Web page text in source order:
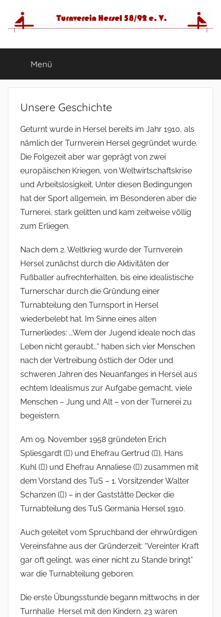
Inhalt
springen
Menü
Unsere Geschichte
Geturnt wurde in Hersel bereits im Jahr 1910, als
nämlich der Turnverein Hersel gegründet wurde.
Die Folgezeit aber war geprägt von zwei
europäischen Kriegen, von Weltwirtschaftskrise
und Arbeitslosigkeit. Unter diesen Bedingungen
hat der Sport allgemein, im Besonderen aber die
Turnerei, stark gelitten und kam zeitweise völlig
zum Erliegen.
Nach dem 2. Weltkrieg wurde der Turnverein
Hersel zunächst durch die Aktivitäten der
Fußballer aufrechterhalten, bis eine idealistische
Turnerschar durch die Gründung einer
Turnabteilung den Turnsport in Hersel
wiederbelebt hat. Im Sinne eines alten
Turnerliedes: ,,Wem der Jugend ideale noch das
Leben nicht geraubt…“ haben sich vier Menschen
nach der Vertreibung östlich der Oder und
schweren Jahren des Neuanfanges in Hersel aus
echtem Idealismus zur Aufgabe gemacht, viele
Menschen – Jung und Alt – von der Turnerei zu
begeistern.
Am 09. November 1958 gründeten Erich
Spliesgardt () und Ehefrau Gertrud (), Hans
Kuhl () und Ehefrau Annaliese () zusammen mit
dem Vorstand des TuS – 1. Vorsitzender Walter
Schanzen () – in der Gaststätte Decker die
Turnabteilung des TuS Germania Hersel 1910.
Auch geleitet vom Spruchband der ehrwürdigen
Vereinsfahne aus der Gründerzeit: “Vereinter Kraft
gar oft gelingt, was einer nicht zu Stande bringt”
war die Turnabteilung geboren.
Die erste Übungsstunde begann mittwochs in der
Turnhalle Hersel mit den Kindern. 23 waren